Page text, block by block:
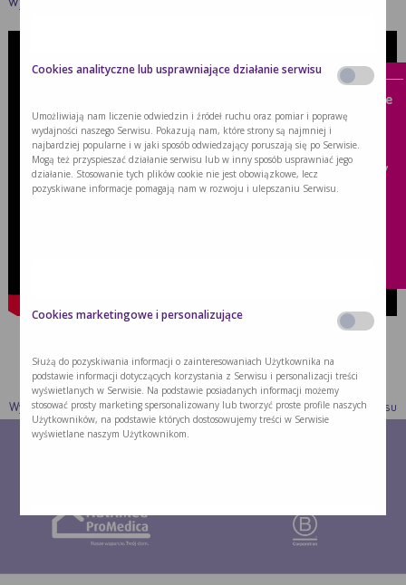
Wyzwania żywieniowe Dla jakiego pacjenta Produkty Kontakt Mapa serwisu
Wyzwania żywieniowe:
Brak apetytu w chorobie
Mukowiscydoza
Pacjent kardiologiczny
Cookies analityczne lub usprawniające działanie serwisu
Umożliwiają nam liczenie odwiedzin i źródeł ruchu oraz pomiar i poprawę
wydajności naszego Serwisu. Pokazują nam, które strony są najmniej i
najbardziej popularne i w jaki sposób odwiedzający poruszają się po Serwisie.
Mogą też przyspieszać działanie serwisu lub w inny sposób usprawniać jego
działanie. Stosowanie tych plików cookie nie jest obowiązkowe, lecz
pozyskiwane informacje pomagają nam w rozwoju i ulepszaniu Serwisu.
Cookies marketingowe i personalizujące
Służą do pozyskiwania informacji o zainteresowaniach Użytkownika na
podstawie informacji dotyczących korzystania z Serwisu i personalizacji treści
wyświetlanych w Serwisie. Na podstawie posiadanych informacji możemy
stosować prosty marketing spersonalizowany lub tworzyć proste profile naszych
Użytkowników, na podstawie których dostosowujemy treści w Serwisie
wyświetlane naszym Użytkownikom.
cookies) lub inne narzędzia trackujące